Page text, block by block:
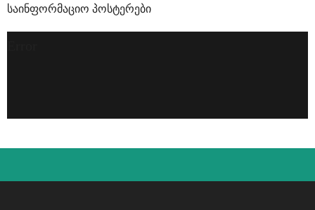
საინფორმაციო პოსტერები